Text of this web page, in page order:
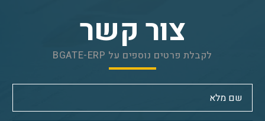
צור קשר
לקבלת פרטים נוספים על BGATE-ERP